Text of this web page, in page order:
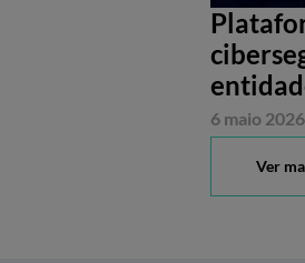
6 maio 2026
Ver